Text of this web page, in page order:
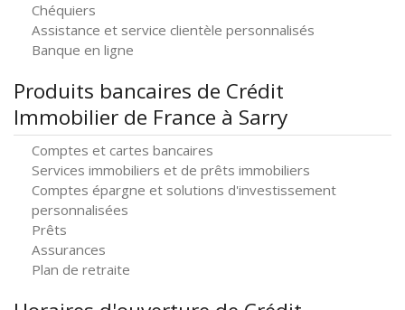
Chéquiers
Assistance et service clientèle personnalisés
Banque en ligne
Produits bancaires de Crédit
Immobilier de France à Sarry
Comptes et cartes bancaires
Services immobiliers et de prêts immobiliers
Comptes épargne et solutions d'investissement
personnalisées
Prêts
Assurances
Plan de retraite